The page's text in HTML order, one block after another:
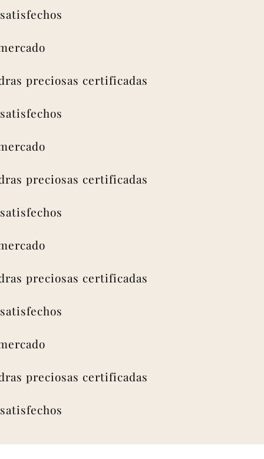
preciosas certificadas
preciosas certificadas
preciosas certificadas
preciosas certificadas